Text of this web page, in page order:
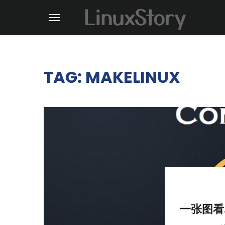
TAG: MAKELINUX
一张图